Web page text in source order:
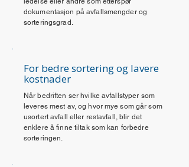
dokumentasjon på avfallsmengder og
sorteringsgrad.
For bedre sortering og lavere
kostnader
Når bedriften ser hvilke avfallstyper som
leveres mest av, og hvor mye som går som
usortert avfall eller restavfall, blir det
enklere å finne tiltak som kan forbedre
sorteringen.